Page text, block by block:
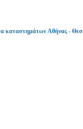
καταστημάτων Αθήνας -